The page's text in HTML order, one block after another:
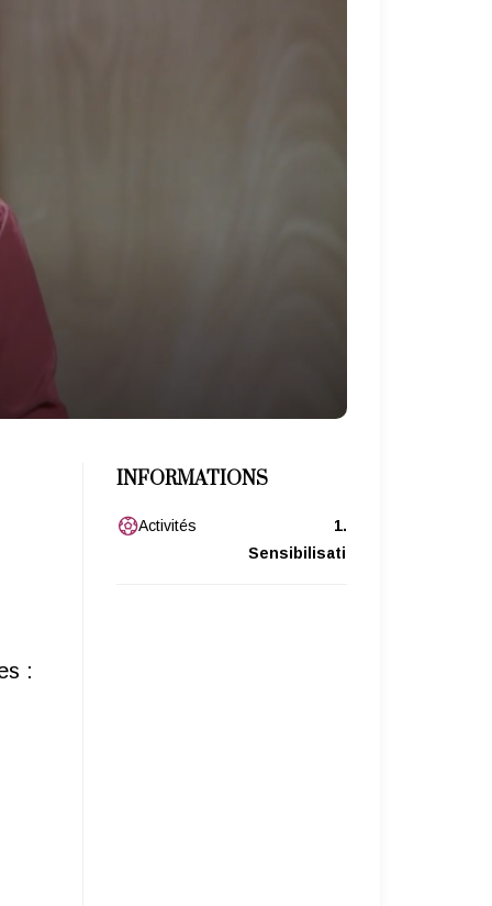
:
INFORMATIONS
Activités
1.
Sensibilisation